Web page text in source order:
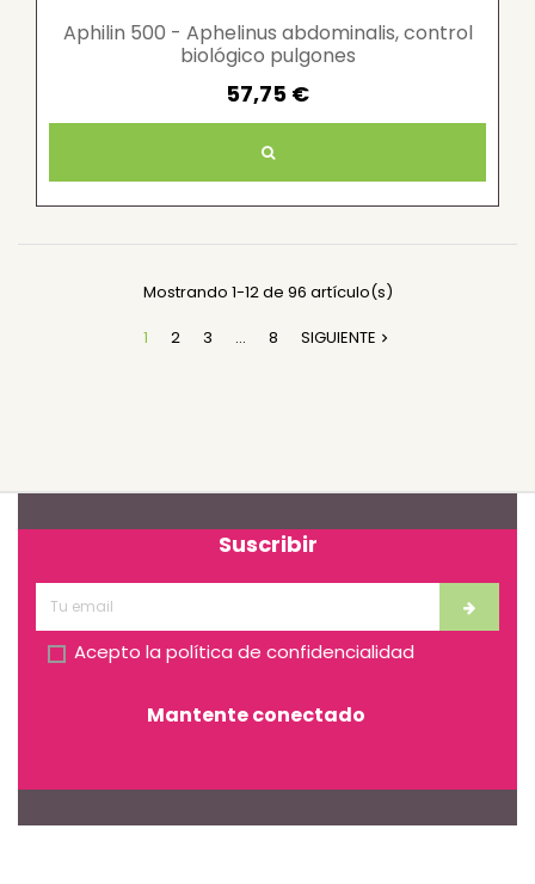
Aphilin 500 - Aphelinus abdominalis, control
biológico pulgones
57,75 €
Mostrando 1-12 de 96 artículo(s)
1
2 3 … 8 SIGUIENTE 
Suscribir
Acepto la política de confidencialidad
Mantente conectado